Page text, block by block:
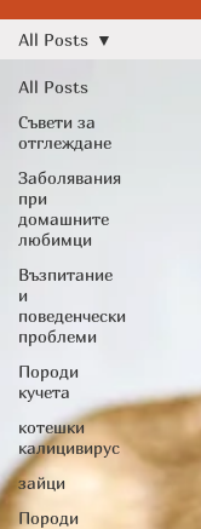
All Posts
Съвети за
отглеждане
Заболявания
при
домашните
любимци
Възпитание
и
поведенчески
проблеми
Породи
кучета
котешки
калицивирус
зайци
Породи
All Posts